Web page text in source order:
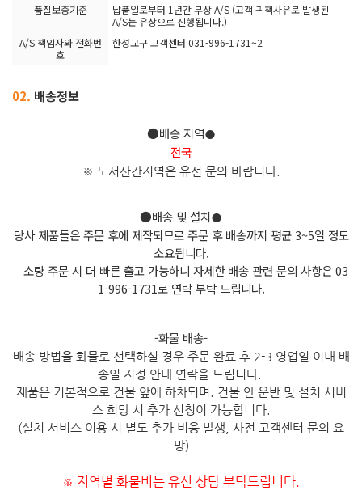
품질보증기준
납품일로부터 1년간 무상 A/S (고객 귀책사유로 발생된
A/S는 유상으로 진행됩니다.)
A/S 책임자와 전화번
호
한성교구 고객센터 031-996-1731~2
02. 배송정보
●배송 지역●
전국
※ 도서산간지역은 유선 문의 바랍니다.
●배송 및 설치●
당사 제품들은 주문 후에 제작되므로 주문 후 배송까지 평균 3~5일 정도
소요됩니다.
소량 주문 시 더 빠른 출고 가능하니 자세한 배송 관련 문의 사항은 03
1-996-1731로 연락 부탁 드립니다.
-화물 배송-
배송 방법을 화물로 선택하실 경우 주문 완료 후 2-3 영업일 이내 배
송일 지정 안내 연락을 드립니다.
제품은 기본적으로 건물 앞에 하차되며. 건물 안 운반 및 설치 서비
스 희망 시 추가 신청이 가능합니다.
(설치 서비스 이용 시 별도 추가 비용 발생, 사전 고객센터 문의 요
망)
※ 지역별 화물비는 유선 상담 부탁드립니다.